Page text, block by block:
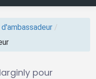
/
pour